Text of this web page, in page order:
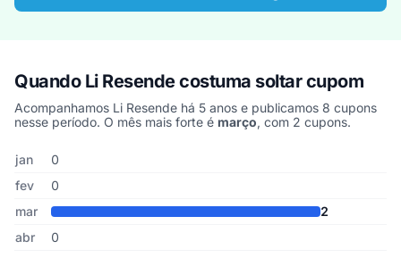
Quando Li Resende costuma soltar cupom
Acompanhamos Li Resende há 5 anos e publicamos 8 cupons
nesse período. O mês mais forte é março, com 2 cupons.
Cupons de Li Resende publicados por mês, somando os últimos 5
Mês Cupons publicados
jan
0
fev
0
mar
2
abr
0